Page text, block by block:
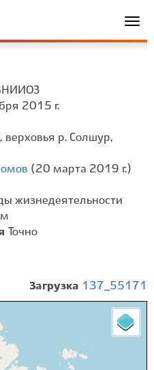
2015 г.
р. Солшур,
(20 марта 2019 г.)
жизнедеятельности
Точно
Загрузка 137_55171